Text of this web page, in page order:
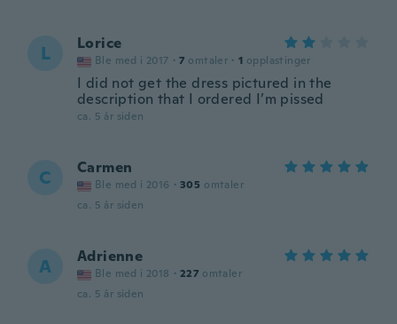
L Lorice
Ble med i 2017 · 7 omtaler · 1 opplastinger
I did not get the dress pictured in the
description that I ordered I’m pissed
ca. 5 år siden
C Carmen
Ble med i 2016 · 305 omtaler
ca. 5 år siden
A Adrienne
Ble med i 2018 · 227 omtaler
ca. 5 år siden